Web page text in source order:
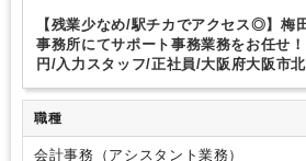
【残業少なめ/駅チカでアクセス◎】梅
事務所にてサポート事務業務をお任せ
円/入力スタッフ/正社員/大阪府大阪市
職種
会計事務（アシスタント業務）